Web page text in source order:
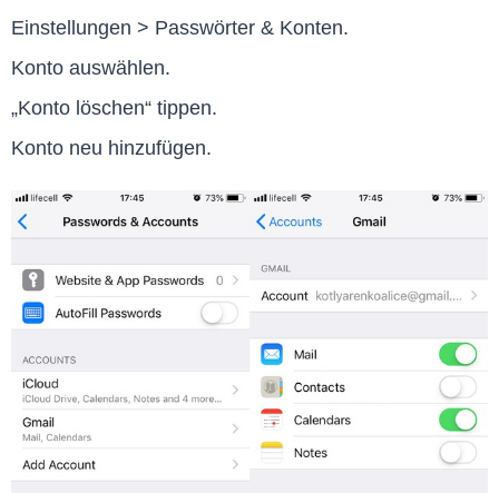
Einstellungen > Passwörter & Konten.
Konto auswählen.
„Konto löschen“ tippen.
Konto neu hinzufügen.